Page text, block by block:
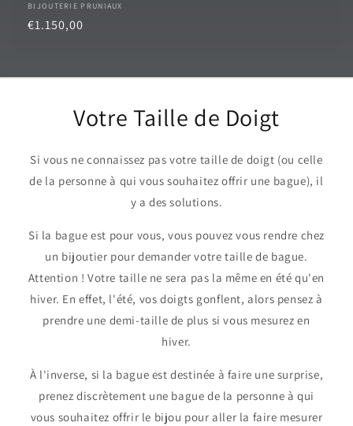
Fournisseur :
BIJOUTERIE PRUNIAUX
Prix
€1.150,00
Votre Taille de Doigt
Si vous ne connaissez pas votre taille de doigt (ou celle
de la personne à qui vous souhaitez offrir une bague), il
y a des solutions.
Si la bague est pour vous, vous pouvez vous rendre chez
un bijoutier pour demander votre taille de bague.
Attention ! Votre taille ne sera pas la même en été qu'en
hiver. En effet, l'été, vos doigts gonflent, alors pensez à
prendre une demi-taille de plus si vous mesurez en
hiver.
À l'inverse, si la bague est destinée à faire une surprise,
prenez discrètement une bague de la personne à qui
vous souhaitez offrir le bijou pour aller la faire mesurer